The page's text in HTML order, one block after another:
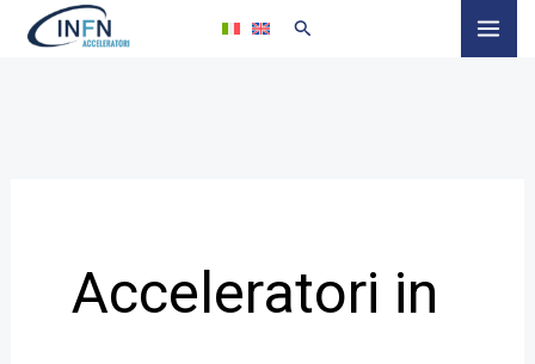
Acceleratori in